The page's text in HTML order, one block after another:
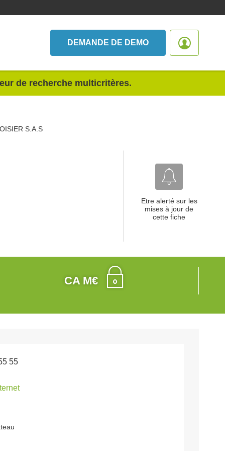
DEMANDE DE DEMO
de recherche multicritères.
S.A.S
Etre alerté sur les
mises à jour de
cette fiche
CA M€
55